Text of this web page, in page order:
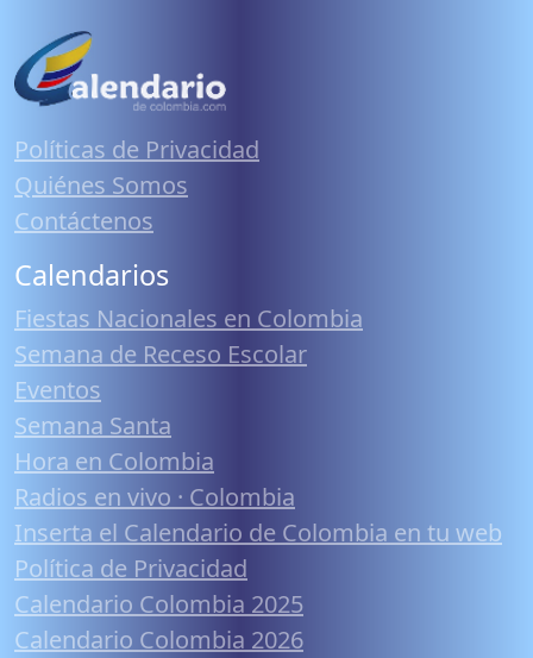
Políticas de Privacidad
Quiénes Somos
Contáctenos
Calendarios
Fiestas Nacionales en Colombia
Semana de Receso Escolar
Eventos
Semana Santa
Hora en Colombia
Radios en vivo · Colombia
Inserta el Calendario de Colombia en tu web
Política de Privacidad
Calendario Colombia 2025
Calendario Colombia 2026